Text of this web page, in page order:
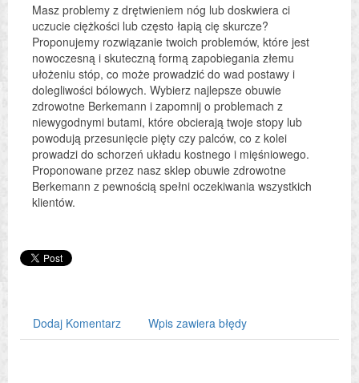
Masz problemy z drętwieniem nóg lub doskwiera ci
uczucie ciężkości lub często łapią cię skurcze?
Proponujemy rozwiązanie twoich problemów, które jest
nowoczesną i skuteczną formą zapobiegania złemu
ułożeniu stóp, co może prowadzić do wad postawy i
dolegliwości bólowych. Wybierz najlepsze obuwie
zdrowotne Berkemann i zapomnij o problemach z
niewygodnymi butami, które obcierają twoje stopy lub
powodują przesunięcie pięty czy palców, co z kolei
prowadzi do schorzeń układu kostnego i mięśniowego.
Proponowane przez nasz sklep obuwie zdrowotne
Berkemann z pewnością spełni oczekiwania wszystkich
klientów.
Dodaj Komentarz Wpis zawiera błędy